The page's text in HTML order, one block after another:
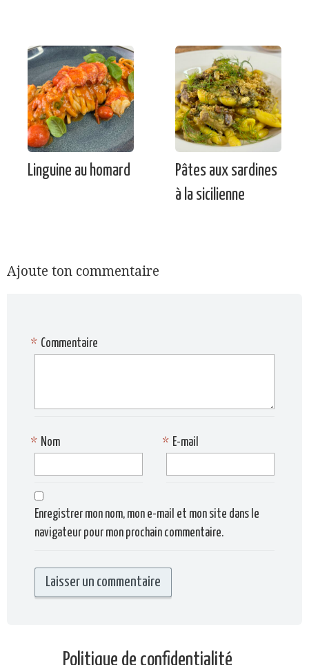
Linguine au homard
Pâtes aux sardines
à la sicilienne
Ajoute ton commentaire
Commentaire
*
Nom
* E-mail
*
Enregistrer mon nom, mon e-mail et mon site dans le
navigateur pour mon prochain commentaire.
Politique de confidentialité